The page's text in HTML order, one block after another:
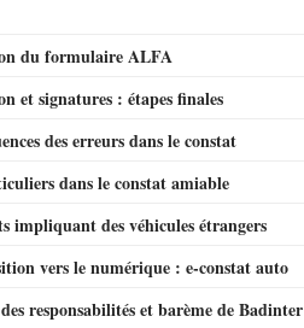
du formulaire ALFA
et signatures : étapes finales
des erreurs dans le constat
dans le constat amiable
impliquant des véhicules étrangers
vers le numérique : e-constat auto
responsabilités et barème de Badinter